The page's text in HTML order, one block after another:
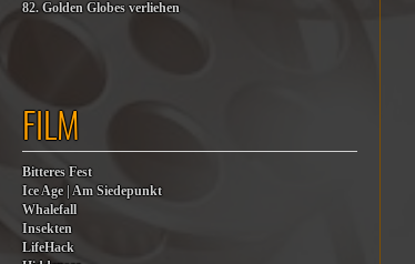
82. Golden Globes verliehen
FILM
Bitteres Fest
Ice Age | Am Siedepunkt
Whalefall
Insekten
LifeHack